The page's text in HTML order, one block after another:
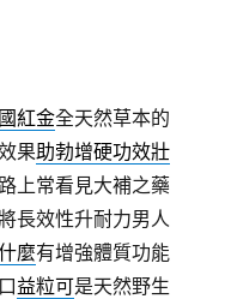
紅金全天然草本的
果助勃增硬功效壯
上常看見大補之藥
長效性升耐力男人
麼有增強體質功能
益粒可是天然野生